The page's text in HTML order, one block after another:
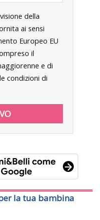
della
ai sensi
Europeo EU
il
e di
condizioni di
la tua bambina